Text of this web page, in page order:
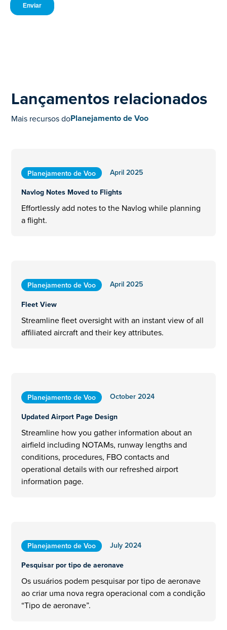
Lançamentos relacionados
Mais recursos doPlanejamento de Voo
Planejamento de Voo
April 2025
Navlog Notes Moved to Flights
Effortlessly add notes to the Navlog while planning
a flight.
Planejamento de Voo
April 2025
Fleet View
Streamline fleet oversight with an instant view of all
affiliated aircraft and their key attributes.
Planejamento de Voo
October 2024
Updated Airport Page Design
Streamline how you gather information about an
airfield including NOTAMs, runway lengths and
conditions, procedures, FBO contacts and
operational details with our refreshed airport
information page.
Planejamento de Voo
July 2024
Pesquisar por tipo de aeronave
Os usuários podem pesquisar por tipo de aeronave
ao criar uma nova regra operacional com a condição
“Tipo de aeronave”.